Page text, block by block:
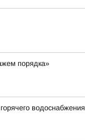
порядка»
водоснабжения